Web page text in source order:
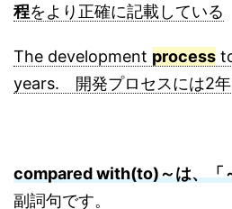
程をより正確に記載している
The development process
years. 開発プロセスには2年
compared with(to)～は、「
副詞句です。